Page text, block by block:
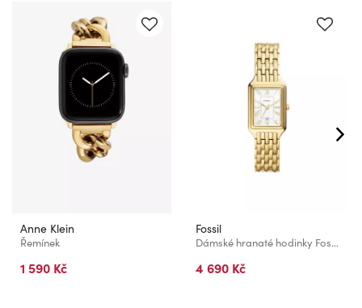
Anne Klein
Řemínek
1 590 Kč
Fossil
Dámské hranaté hodinky Fossil RAQUEL ES5220
4 690 Kč